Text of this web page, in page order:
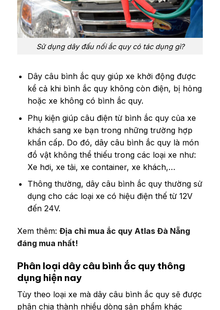
Sử dụng dây đấu nối ắc quy có tác dụng gì?
Dây câu bình ắc quy giúp xe khởi động được
kể cả khi bình ắc quy không còn điện, bị hỏng
hoặc xe không có bình ắc quy.
Phụ kiện giúp câu điện từ bình ắc quy của xe
khách sang xe bạn trong những trường hợp
khẩn cấp. Do đó, dây câu bình ắc quy là món
đồ vật không thể thiếu trong các loại xe như:
Xe hơi, xe tải, xe container, xe khách,…
Thông thường, dây câu bình ắc quy thường sử
dụng cho các loại xe có hiệu điện thế từ 12V
đến 24V.
Xem thêm: Địa chỉ mua ắc quy Atlas Đà Nẵng
đáng mua nhất!
Phân loại dây câu bình ắc quy thông
dụng hiện nay
Tùy theo loại xe mà dây câu bình ắc quy sẽ được
phân chia thành nhiều dòng sản phẩm khác